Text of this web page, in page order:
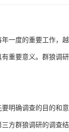
一度的重要工作，
重要意义。群狼调研
明确调查的目的和
方群狼调研的调查